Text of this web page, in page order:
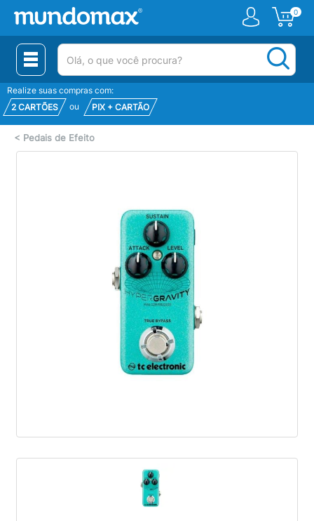
0
(pesquisar)
Realize suas compras com:
2 CARTÕES
ou PIX + CARTÃO
< Pedais de Efeito